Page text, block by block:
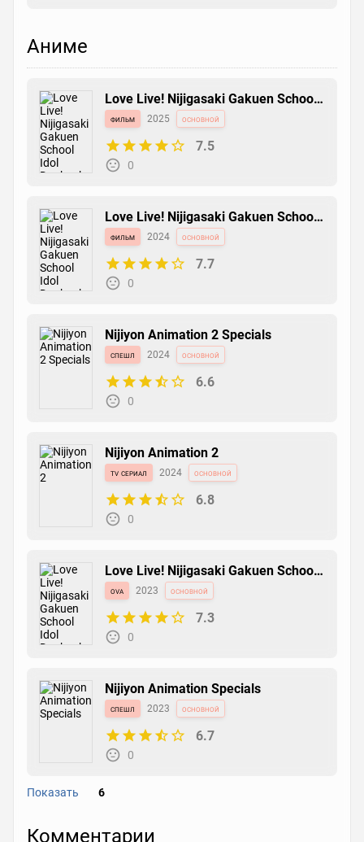
Аниме
Love Live! Nijigasaki Gakuen School
Idol Doukoukai: Kanketsu-hen Part 2
фильм 2025 основной
7.5
0
Love Live! Nijigasaki Gakuen School
Idol Doukoukai: Kanketsu-hen
фильм 2024 основной
7.7
0
Nijiyon Animation 2 Specials
спешл 2024 основной
6.6
0
Nijiyon Animation 2
tv сериал 2024 основной
6.8
0
Love Live! Nijigasaki Gakuen School
Idol Doukoukai: Next Sky
ova 2023 основной
7.3
0
Nijiyon Animation Specials
спешл 2023 основной
6.7
0
Показать 6
tv сериал
Комментарии